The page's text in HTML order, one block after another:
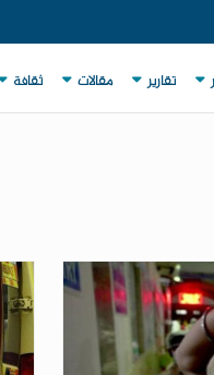
تقارير مقالات ثقافة